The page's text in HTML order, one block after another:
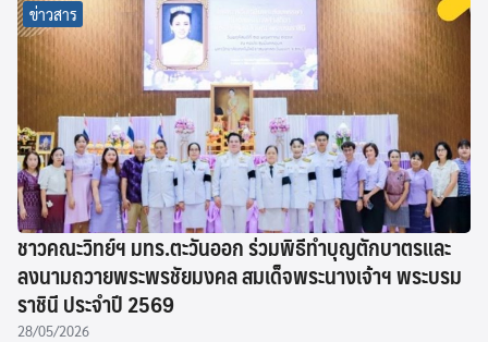
ข่าวสาร
ชาวคณะวิทย์ฯ มทร.ตะวันออก ร่วมพิธีทำบุญตักบาตรและ
ลงนามถวายพระพรชัยมงคล สมเด็จพระนางเจ้าฯ พระบรม
ราชินี ประจำปี 2569
28/05/2026